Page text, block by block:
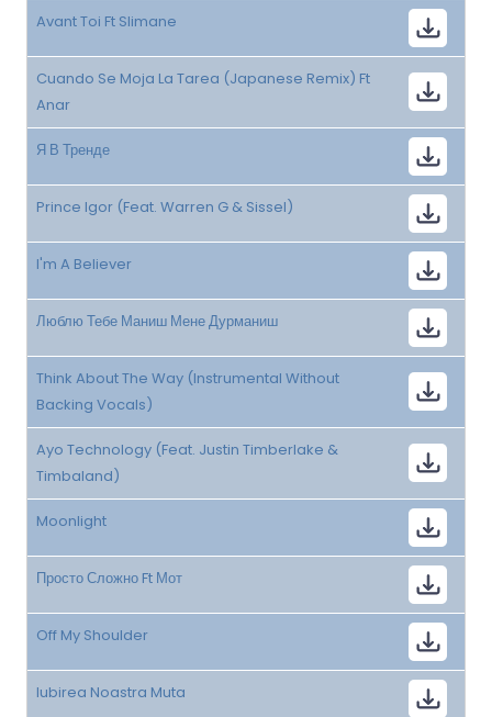
Avant Toi Ft Slimane
Cuando Se Moja La Tarea (Japanese Remix) Ft
Anar
Я В Тренде
Prince Igor (Feat. Warren G & Sissel)
I'm A Believer
Люблю Тебе Маниш Мене Дурманиш
Think About The Way (Instrumental Without
Backing Vocals)
Ayo Technology (Feat. Justin Timberlake &
Timbaland)
Moonlight
Просто Сложно Ft Мот
Off My Shoulder
Iubirea Noastra Muta